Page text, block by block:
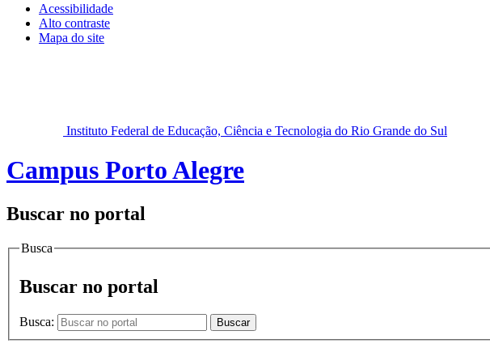
Acessibilidade
Alto contraste
Mapa do site
Instituto Federal de Educação, Ciência e Tecnologia do Rio Grande do Sul
Campus Porto Alegre
Buscar no portal
Busca
Buscar no portal
Busca: Buscar